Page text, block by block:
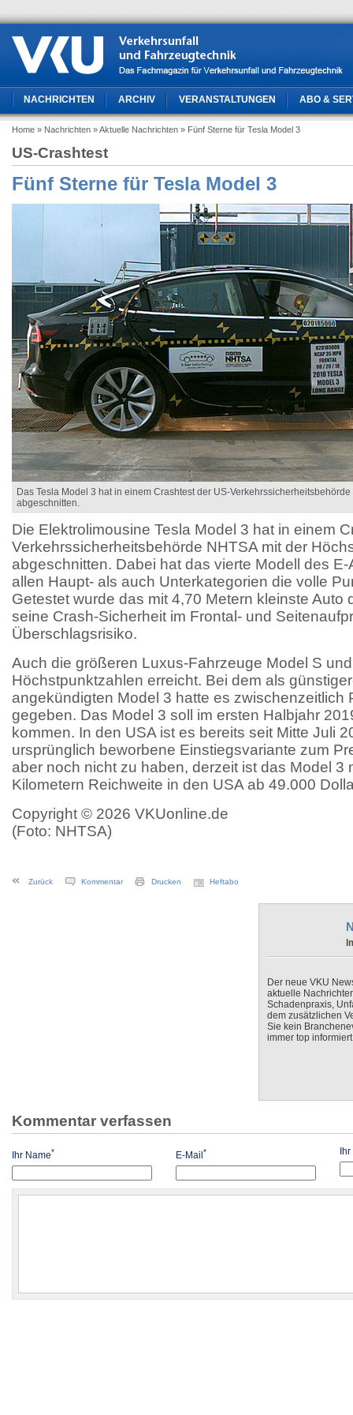
NACHRICHTEN ARCHIV VERANSTALTUNGEN ABO &
Home » Nachrichten » Aktuelle Nachrichten » Fünf Sterne für Tesla Model 3
US-Crashtest
Fünf Sterne für Tesla Model 3
Das Tesla Model 3 hat in einem Crashtest der US-
abgeschnitten.
Die Elektrolimousine Tesla Model 3 hat in einem
Verkehrssicherheitsbehörde NHTSA mit der
abgeschnitten. Dabei hat das vierte Modell des
allen Haupt- als auch Unterkategorien die volle
Getestet wurde das mit 4,70 Metern kleinste Auto
seine Crash-Sicherheit im Frontal- und
Überschlagsrisiko.
Auch die größeren Luxus-Fahrzeuge Model S
Höchstpunktzahlen erreicht. Bei dem als
angekündigten Model 3 hatte es zwischenzeitlich
gegeben. Das Model 3 soll im ersten Halbjahr
kommen. In den USA ist es bereits seit Mitte Juli
ursprünglich beworbene Einstiegsvariante zum
aber noch nicht zu haben, derzeit ist das Model 3
Kilometern Reichweite in den USA ab 49.000
Copyright © 2026 VKUonline.de
(Foto: NHTSA)
Zurück Kommentar Drucken Heftabo
Der neue VKU
aktuelle
Schadenpraxis,
dem zusätzlichen
Sie kein
immer top
Kommentar verfassen
Ihr Name* E-Mail* Ihr